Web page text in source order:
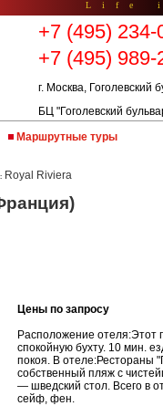
Life
+7 (495) 234-
+7 (495) 989-
г. Москва, Гоголевский
БЦ "Гоголевский
Маршрутные туры
Royal Riviera
Цены по запросу
Расположение отеля:Этот
спокойную бухту. 10 мин.
покоя. В отеле:Рестораны
собственный пляж с
— шведский стол. Всего в
сейф, фен.